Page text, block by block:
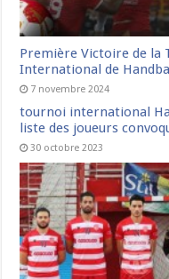
Première Victoire de la
International de
7 novembre 2024
tournoi international
liste des joueurs
30 octobre 2023